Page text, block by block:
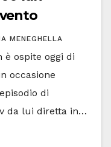
MENEGHELLA
è ospite oggi di
occasione
di
da lui diretta in…